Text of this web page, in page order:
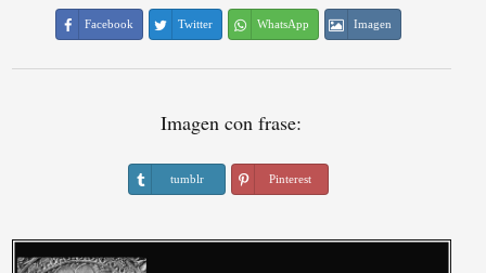
Facebook Twitter WhatsApp Imagen
Imagen con frase:
tumblr Pinterest